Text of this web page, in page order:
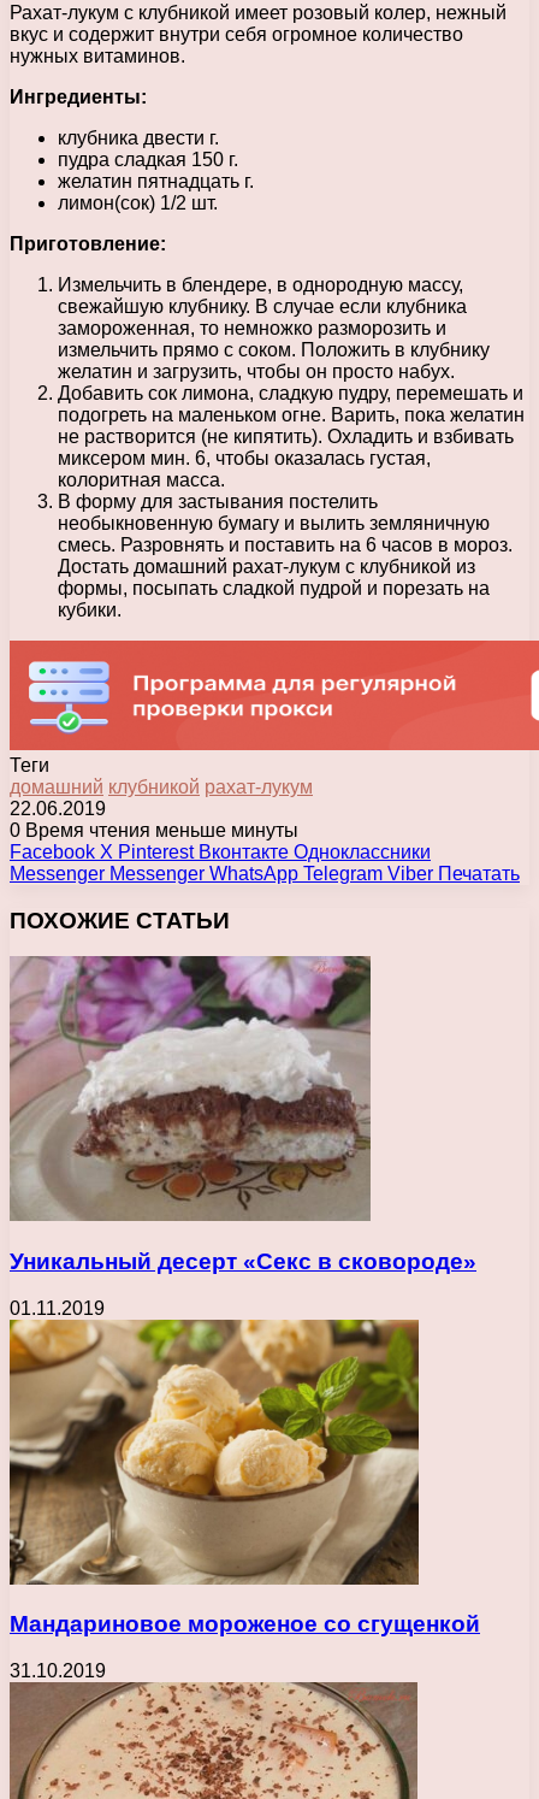
Рахат-лукум с клубникой имеет розовый колер, нежный
вкус и содержит внутри себя огромное количество
нужных витаминов.
Ингредиенты:
клубника двести г.
пудра сладкая 150 г.
желатин пятнадцать г.
лимон(сок) 1/2 шт.
Приготовление:
Измельчить в блендере, в однородную массу,
свежайшую клубнику. В случае если клубника
замороженная, то немножко разморозить и
измельчить прямо с соком. Положить в клубнику
желатин и загрузить, чтобы он просто набух.
Добавить сок лимона, сладкую пудру, перемешать и
подогреть на маленьком огне. Варить, пока желатин
не растворится (не кипятить). Охладить и взбивать
миксером мин. 6, чтобы оказалась густая,
колоритная масса.
В форму для застывания постелить
необыкновенную бумагу и вылить земляничную
смесь. Разровнять и поставить на 6 часов в мороз.
Достать домашний рахат-лукум с клубникой из
формы, посыпать сладкой пудрой и порезать на
кубики.
Теги
домашний клубникой рахат-лукум
22.06.2019
0 Время чтения меньше минуты
Facebook X Pinterest Вконтакте Одноклассники
Messenger Messenger WhatsApp Telegram Viber Печатать
ПОХОЖИЕ СТАТЬИ
Уникальный десерт «Секс в сковороде»
01.11.2019
Мандариновое мороженое со сгущенкой
31.10.2019